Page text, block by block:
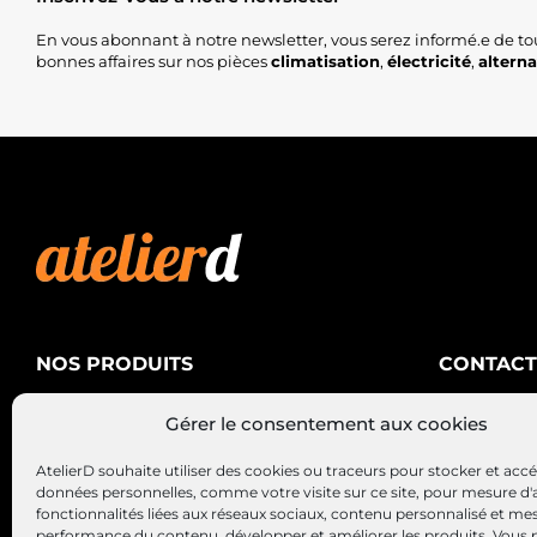
Gérer le consentement aux cookies
AtelierD souhaite utiliser des cookies ou traceurs pour stocker et
données personnelles, comme votre visite sur ce site, pour mesure
fonctionnalités liées aux réseaux sociaux, contenu personnalisé et
En vous abonnant à notre newsletter, vous serez informé.e de
bonnes affaires sur nos piècesclimatisation, électricité,
NOS PRODUITS
Alternateurs – Démarreurs
CONTACT
AtelierD
88200
03 29 22 34